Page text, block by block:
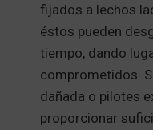
fijados a lechos
éstos pueden
tiempo, dando
comprometidos.
dañada o pilotes
proporcionar